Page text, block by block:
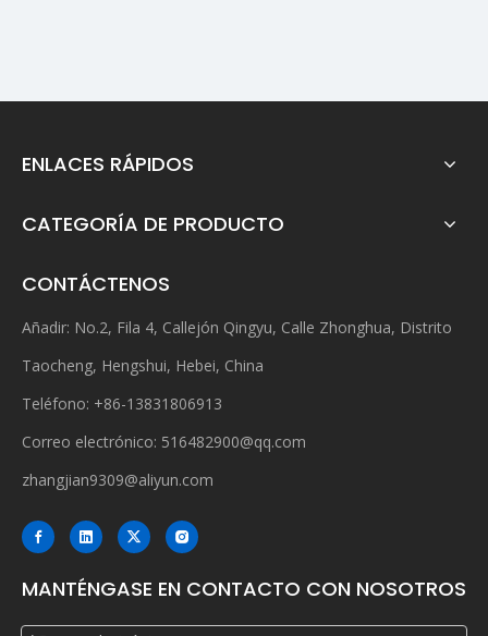
ENLACES RÁPIDOS
CATEGORÍA DE PRODUCTO
CONTÁCTENOS
Añadir: No.2, Fila 4, Callejón Qingyu, Calle Zhonghua, Distrito
Taocheng, Hengshui, Hebei, China
Teléfono: +86-13831806913
Correo electrónico: 516482900@qq.com
zhangjian9309@aliyun.com
MANTÉNGASE EN CONTACTO CON NOSOTROS